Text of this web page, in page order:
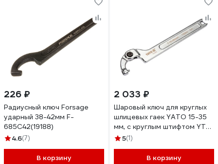
226 ₽
Радиусный ключ Forsage
ударный 38-42мм F-
685C42(19188)
4.6(7)
В корзину
2 033 ₽
Шаровый ключ для круглых
шлицевых гаек YATO 15-35
мм, с круглым штифтом YT-
5(1)
В корзину